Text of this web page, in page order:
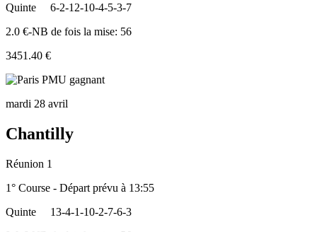
Quinte
6-2-12-10-4-5-3-7
2.0 €-NB de fois la mise: 56
3451.40 €
mardi 28 avril
Chantilly
Réunion 1
1° Course - Départ prévu à 13:55
Quinte
13-4-1-10-2-7-6-3